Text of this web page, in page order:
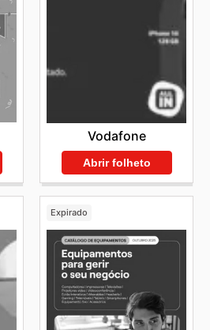
Vodafone
Abrir folheto
Expirado